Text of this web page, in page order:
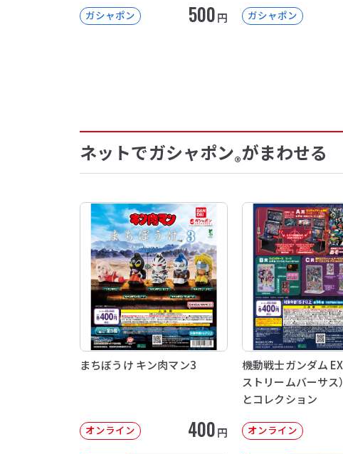
ガシャポン 500円 ガシャポン
ネットでガシャポン®がまわせる
まちぼうけ キン肉マン3
オンライン 400円
機動戦士ガンダム
ストリームバーサス
とコレクション
オンライン